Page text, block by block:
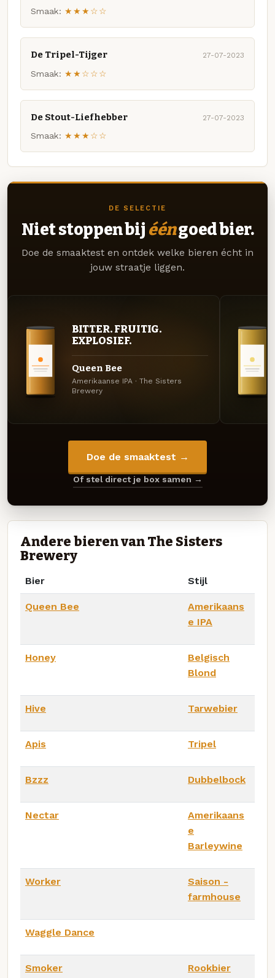
Smaak: ★★★☆☆
De Tripel-Tijger 27-07-2023
Smaak: ★★☆☆☆
De Stout-Liefhebber 27-07-2023
Smaak: ★★★☆☆
DE SELECTIE
Niet stoppen bij ééngoed bier.
Doe de smaaktest en ontdek welke bieren écht in
jouw straatje liggen.
BITTER. FRUITIG.
EXPLOSIEF.
Queen Bee
Amerikaanse IPA · The Sisters
Brewery
Doe de smaaktest →
Of stel direct je box samen →
Andere bieren van The Sisters
Brewery
Bier Stijl
Queen Bee
Amerikaans
e IPA
Honey
Belgisch
Blond
Hive Tarwebier
Apis Tripel
Bzzz Dubbelbock
Nectar
Amerikaans
e
Barleywine
Worker
Saison -
farmhouse
Waggle Dance
Smoker Rookbier